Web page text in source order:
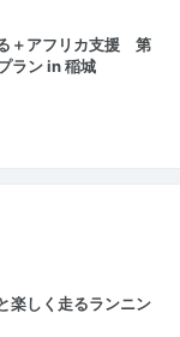
＋アフリカ支援 第
ラン in 稲城
楽しく走るランニン